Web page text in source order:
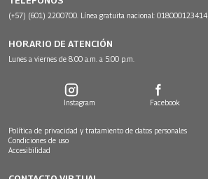
(+57) (601) 2200700. Línea gratuita nacional: 018000123414
HORARIO DE ATENCIÓN
Lunes a viernes de 8:00 a.m. a 5:00 p.m.
Instagram Facebook
Política de privacidad y tratamiento de datos personales
Condiciones de uso
Accesibilidad